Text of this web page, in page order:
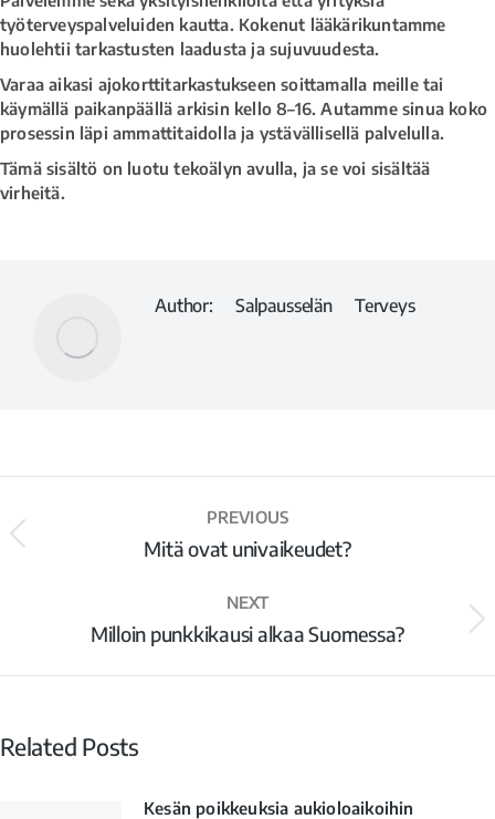
työterveyspalveluiden kautta. Kokenut lääkärikuntamme
huolehtii tarkastusten laadusta ja sujuvuudesta.
Varaa aikasi ajokorttitarkastukseen soittamalla meille tai
käymällä paikanpäällä arkisin kello 8–16. Autamme sinua koko
prosessin läpi ammattitaidolla ja ystävällisellä palvelulla.
Tämä sisältö on luotu tekoälyn avulla, ja se voi sisältää
virheitä.
Author: Salpausselän Terveys
PREVIOUS
Mitä ovat univaikeudet?
NEXT
Milloin punkkikausi alkaa Suomessa?
Related Posts
Kesän poikkeuksia aukioloaikoihin